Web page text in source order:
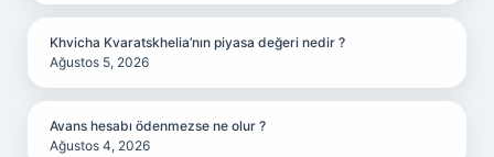
Khvicha Kvaratskhelia’nın piyasa değeri nedir ?
Ağustos 5, 2026
Avans hesabı ödenmezse ne olur ?
Ağustos 4, 2026